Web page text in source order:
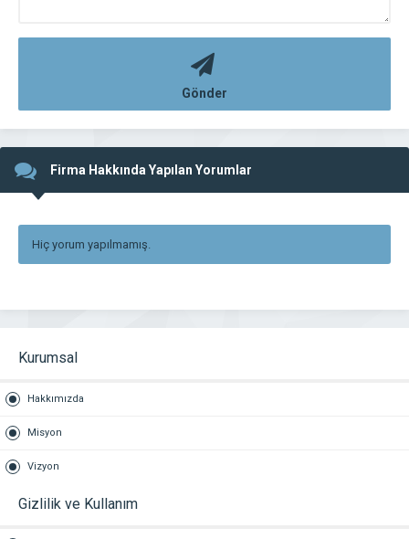
Gönder
Firma Hakkında Yapılan Yorumlar
Hiç yorum yapılmamış.
Kurumsal
Hakkımızda
Misyon
Vizyon
Gizlilik ve Kullanım